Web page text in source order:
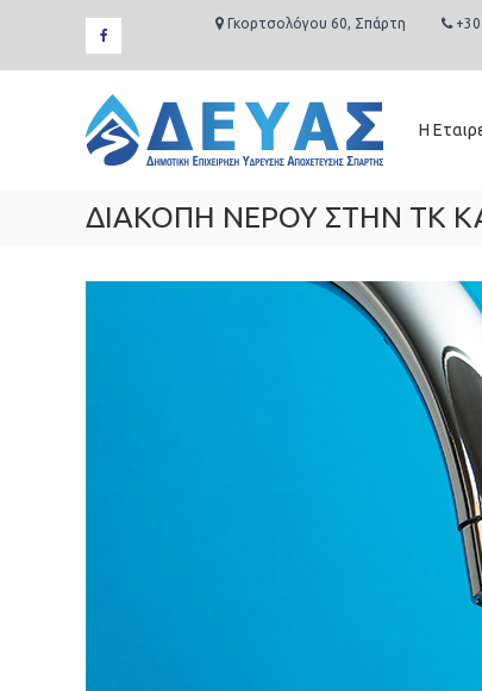
facebook
Γκορτσολόγου 60, Σπάρτη +30
Δ.Ε.Υ.Α.
Σπάρτης
Δημοτική
Ύδρευσης
Αποχέτευσης
Η
ΔΙΑΚΟΠΗ ΝΕΡΟΥ ΣΤΗΝ ΤΚ